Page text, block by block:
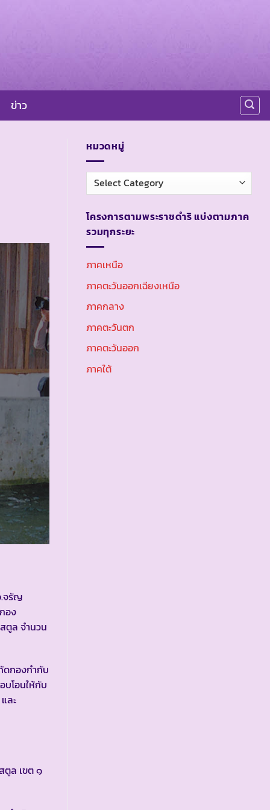
ข่าว
จรัญ
อง
ตูล จำนวน
ดกองกำกับ
บโอนให้กับ
ละ
ล เขต ๑
หมวดหมู่
หมวด
หมู่
โครงการตามพระราชดำริ แบ่งตามภาค
รวมทุกระยะ
ภาคเหนือ
ภาคตะวันออกเฉียงเหนือ
ภาคกลาง
ภาคตะวันตก
ภาคตะวันออก
ภาคใต้